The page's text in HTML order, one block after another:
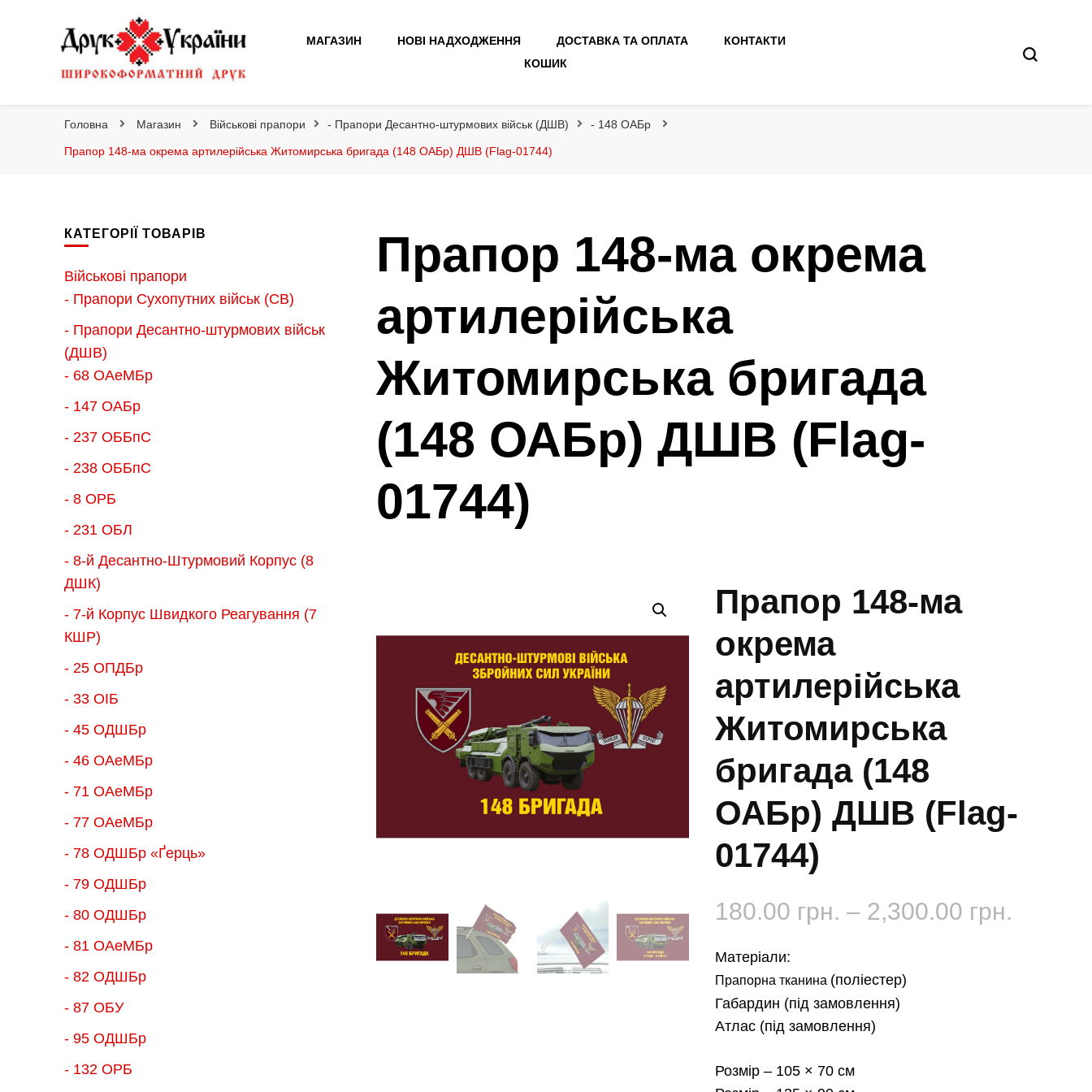
Друк України
МАГАЗИН НОВІ НАДХОДЖЕННЯ ДОСТАВКА ТА ОПЛАТА
КОНТАКТИ
КОШИК
Головна Магазин Військові прапори - Прапори Десантно-штурмових військ (ДШВ) - 148 ОАБр
Прапор 148-ма окрема артилерійська Житомирська бригада (148 ОАБр) ДШВ (Flag-01744)
Прапор 148-ма окрема
артилерійська
Житомирська бригада
(148 ОАБр) ДШВ (Flag-
01744)
Прапор 148-ма
окрема
артилерійська
Житомирська
бригада (148
ОАБр) ДШВ (Flag-
01744)
180.00 грн. – 2,300.00 грн.
Матеріали:
Прапорна тканина (поліестер)
Габардин (під замовлення)
Атлас (під замовлення)
Розмір – 105 × 70 см
КАТЕГОРІЇ ТОВАРІВ
Військові прапори
- Прапори Сухопутних військ (СВ)
- Прапори Десантно-штурмових військ
(ДШВ)
- 68 ОАеМБр
- 147 ОАБр
- 237 ОББпС
- 238 ОББпС
- 8 ОРБ
- 231 ОБЛ
- 8-й Десантно-Штурмовий Корпус (8
ДШК)
- 7-й Корпус Швидкого Реагування (7
КШР)
- 25 ОПДБр
- 33 ОІБ
- 45 ОДШБр
- 46 ОАеМБр
- 71 ОАеМБр
- 77 ОАеМБр
- 78 ОДШБр «Ґерць»
- 79 ОДШБр
- 80 ОДШБр
- 81 ОАеМБр
- 82 ОДШБр
- 87 ОБУ
- 95 ОДШБр
- 132 ОРБ